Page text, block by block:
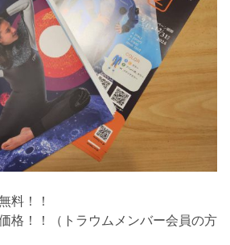
料！！
格！！（トラウムメンバー会員の方